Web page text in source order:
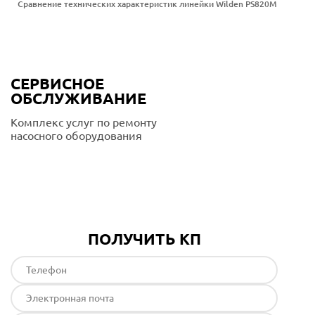
Сравнение технических характеристик линейки Wilden PS820M
СЕРВИСНОЕ
ОБСЛУЖИВАНИЕ
Комплекс услуг по ремонту
насосного оборудования
ПОЛУЧИТЬ КП